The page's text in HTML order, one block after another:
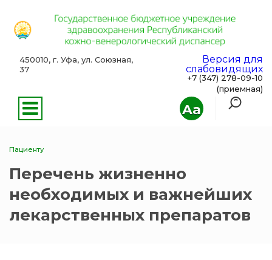
Aa
450010, г. Уфа, ул. Союзная,
37
Версия для
слабовидящих
+7 (347) 278-09-10
(приемная)
Пациенту
Перечень жизненно
необходимых и важнейших
лекарственных препаратов